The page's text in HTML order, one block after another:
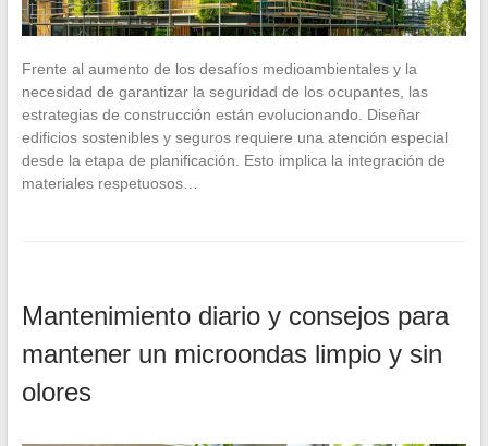
Frente al aumento de los desafíos medioambientales y la
necesidad de garantizar la seguridad de los ocupantes, las
estrategias de construcción están evolucionando. Diseñar
edificios sostenibles y seguros requiere una atención especial
desde la etapa de planificación. Esto implica la integración de
materiales respetuosos…
Mantenimiento diario y consejos para
mantener un microondas limpio y sin
olores